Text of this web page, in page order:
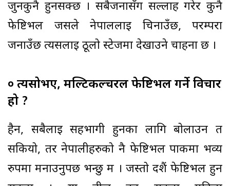
जुनकुनै हुनसक्छ । सबैजनासँग सल्लाह गरेर कुनै
फेष्टिभल जसले नेपाललाई चिनाउँछ, परम्परा
जनाउँछ त्यसलाई ठूलो स्टेजमा देखाउने चाहना छ ।
० त्यसोभए, मल्टिकल्चरल फेष्टिभल गर्ने विचार
हो ?
हैन, सबैलाई सहभागी हुनका लागि बोलाउन त
सकियो, तर नेपालीहरुको नै फेष्टिभल पार्कमा भव्य
रुपमा मनाउनुपर्छ भन्छु म । जस्तो दशैं फेष्टिभल हुन